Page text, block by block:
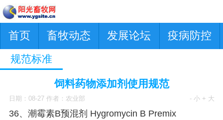
首页 畜牧动态 发展论坛 疫病防控
规范标准
饲料药物添加剂使用规范
日期：08-27 作者：农业部 - 小 + 大
36、潮霉素B预混剂 Hygromycin B Premix